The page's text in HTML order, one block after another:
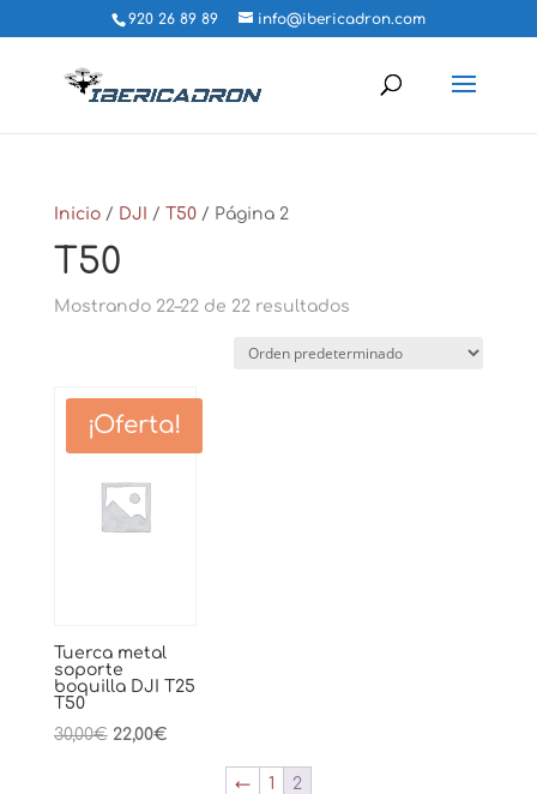
920 26 89 89 info@ibericadron.com
Inicio/ DJI / T50/ Página 2
T50
Mostrando 22–22 de 22 resultados
¡Oferta!
Tuerca metal
soporte
boquilla DJI T25
T50
30,00€ El
22,00€El
← 1 2